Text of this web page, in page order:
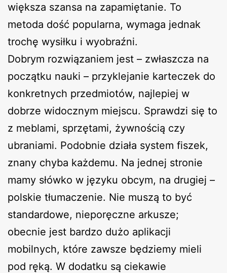
większa szansa na zapamiętanie. To
metoda dość popularna, wymaga jednak
trochę wysiłku i wyobraźni.
Dobrym rozwiązaniem jest – zwłaszcza na
początku nauki – przyklejanie karteczek do
konkretnych przedmiotów, najlepiej w
dobrze widocznym miejscu. Sprawdzi się to
z meblami, sprzętami, żywnością czy
ubraniami. Podobnie działa system fiszek,
znany chyba każdemu. Na jednej stronie
mamy słówko w języku obcym, na drugiej –
polskie tłumaczenie. Nie muszą to być
standardowe, nieporęczne arkusze;
obecnie jest bardzo dużo aplikacji
mobilnych, które zawsze będziemy mieli
pod ręką. W dodatku są ciekawie